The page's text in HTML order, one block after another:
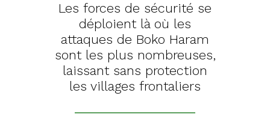
Les forces de sécurité se
déploient là où les
attaques de Boko Haram
sont les plus nombreuses,
laissant sans protection
les villages frontaliers